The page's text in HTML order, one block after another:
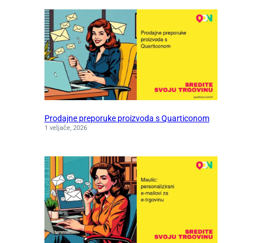
Prodajne preporuke proizvoda s Quarticonom
1 veljače, 2026